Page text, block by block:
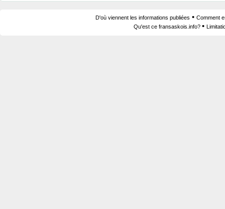
D'où viennent les informations publiées • Comment
Qu'est ce fransaskois.info? •